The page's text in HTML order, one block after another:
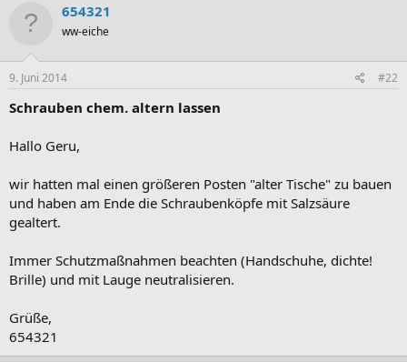
654321
ww-eiche
9. Juni 2014 #22
Schrauben chem. altern lassen
Hallo Geru,
wir hatten mal einen größeren Posten "alter Tische" zu bauen
und haben am Ende die Schraubenköpfe mit Salzsäure
gealtert.
Immer Schutzmaßnahmen beachten (Handschuhe, dichte!
Brille) und mit Lauge neutralisieren.
Grüße,
654321